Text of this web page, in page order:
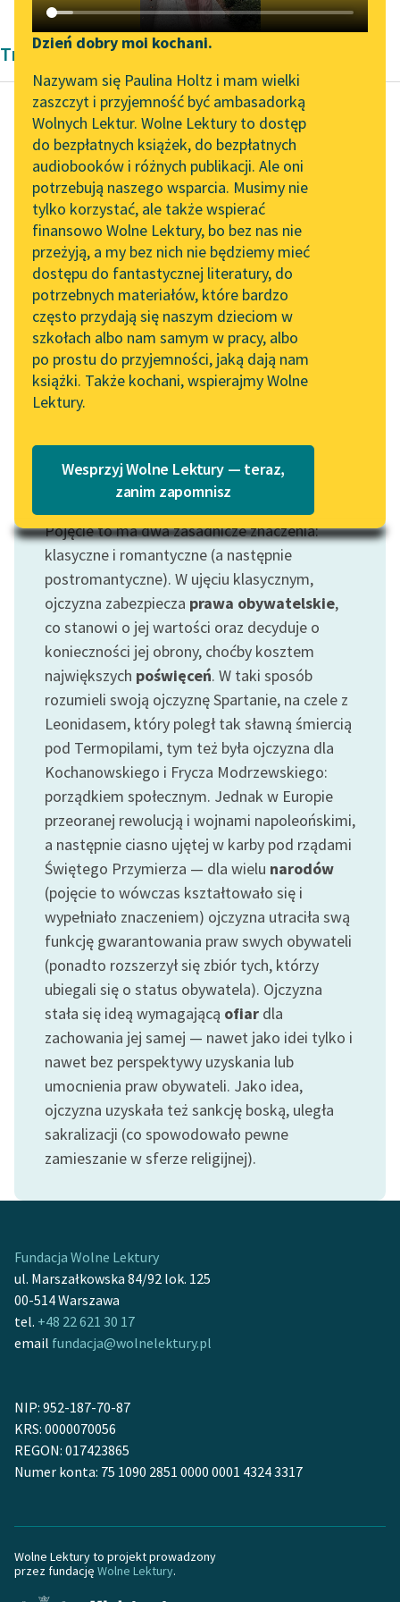
Katalog DAISY
Podkasty o książkach
Zgłoś brak utworu
Aktualności
„Prokurator Alicja Horn”
do słuchania
Byliśmy częścią AI Impact
Lab
Zapraszamy na spotkanie
online z tłumaczkami
literatury skandynawskiej
Spotkanie z Katarzyną
Tunkiel w Oslo
102. lata temu zmarł
Joseph Conrad
Lektury szkolne i klasyka
literatury do słuchania dla
uczennic i uczniów z
niepełnosprawnościami
E-kolekcja lektur
szkolnych i literatury do
słuchania dla uczennic i
uczniów z
niepełnosprawnościami
Feministyczne inspiracje.
Popularyzacja
skandynawskiej literatury
feministycznej
Ręce pełne poezji
Kolekcje edukacyjne
twórców przechodzących
do domeny publicznej,
lektur szkolnych oraz
Starego Testamentu
Odkurzamy bohaterów
Szkoła Poezji Wolnych
Narzędzia
Mapa Wolnych Lektur
Leśmianator
Przewodnik dla piszących i
czytających
API
OAI-PMH
Widget Wolnych Lektur
Przypisy
Katalog w formacie PDF
O nas
Kontakt
O projekcie
Wolnych Lektur
Logotypy
Materiały promocyjne
Regulamin biblioteki
Dane fundacji i
sprawozdania finansowe
Informacja o treściach
wrażliwych
Dzień dobry moi kochani.
Nazywam się Paulina Holtz i mam wielki
zaszczyt i przyjemność być ambasadorką
Wolnych Lektur. Wolne Lektury to dostęp
do bezpłatnych książek, do bezpłatnych
audiobooków i różnych publikacji. Ale oni
potrzebują naszego wsparcia. Musimy nie
tylko korzystać, ale także wspierać
finansowo Wolne Lektury, bo bez nas nie
przeżyją, a my bez nich nie będziemy mieć
dostępu do fantastycznej literatury, do
potrzebnych materiałów, które bardzo
często przydają się naszym dzieciom w
szkołach albo nam samym w pracy, albo
po prostu do przyjemności, jaką dają nam
książki. Także kochani, wspierajmy Wolne
Lektury.
Wesprzyj Wolne Lektury — teraz,
zanim zapomnisz
Tragedia Modernizm
Stanisław Wyspiański
Wyzwolenie
Nie chcę nic, nic, —
nic… nikogo, żadnych
stronnictw, żadnych
idei, one wszystkie
upadły, — muszą
upaść...
Czytaj więcej
Motyw: Ojczyzna
Pojęcie to ma dwa zasadnicze znaczenia:
klasyczne i romantyczne (a następnie
postromantyczne). W ujęciu klasycznym,
ojczyzna zabezpiecza prawa obywatelskie,
co stanowi o jej wartości oraz decyduje o
konieczności jej obrony, choćby kosztem
największych poświęceń. W taki sposób
rozumieli swoją ojczyznę Spartanie, na czele z
Leonidasem, który poległ tak sławną śmiercią
pod Termopilami, tym też była ojczyzna dla
Kochanowskiego i Frycza Modrzewskiego:
porządkiem społecznym. Jednak w Europie
przeoranej rewolucją i wojnami napoleońskimi,
a następnie ciasno ujętej w karby pod rządami
Świętego Przymierza — dla wielu narodów
(pojęcie to wówczas kształtowało się i
wypełniało znaczeniem) ojczyzna utraciła swą
funkcję gwarantowania praw swych obywateli
(ponadto rozszerzył się zbiór tych, którzy
ubiegali się o status obywatela). Ojczyzna
stała się ideą wymagającą ofiar dla
zachowania jej samej — nawet jako idei tylko i
nawet bez perspektywy uzyskania lub
umocnienia praw obywateli. Jako idea,
ojczyzna uzyskała też sankcję boską, uległa
sakralizacji (co spowodowało pewne
zamieszanie w sferze religijnej).
Fundacja Wolne Lektury
ul. Marszałkowska 84/92 lok. 125
00-514 Warszawa
tel. +48 22 621 30 17
email fundacja@wolnelektury.pl
NIP: 952-187-70-87
KRS: 0000070056
REGON: 017423865
Numer konta: 75 1090 2851 0000 0001 4324 3317
Wolne Lektury to projekt prowadzony
przez fundację Wolne Lektury.